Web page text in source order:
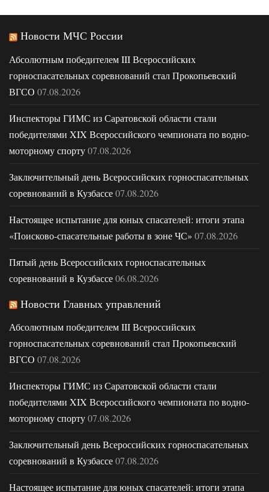
Новости МЧС России
Абсолютным победителем III Всероссийских
горноспасательных соревнований стал Прокопьевский
ВГСО 07.08.2026
Инспекторы ГИМС из Саратовской области стали
победителями XIX Всероссийского чемпионата по водно-
моторному спорту07.08.2026
Заключительный день Всероссийских горноспасательных
соревнований в Кузбассе07.08.2026
Настоящее испытание для юных спасателей: итоги этапа
«Поисково-спасательные работы в зоне ЧС» 07.08.2026
Пятый день Всероссийских горноспасательных
соревнований в Кузбассе06.08.2026
Новости Главных управлений
Абсолютным победителем III Всероссийских
горноспасательных соревнований стал Прокопьевский
ВГСО 07.08.2026
Инспекторы ГИМС из Саратовской области стали
победителями XIX Всероссийского чемпионата по водно-
моторному спорту07.08.2026
Заключительный день Всероссийских горноспасательных
соревнований в Кузбассе07.08.2026
Настоящее испытание для юных спасателей: итоги этапа